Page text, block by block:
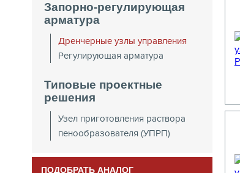
Запорно-регулирующая
арматура
Дренчерные узлы управления
Регулирующая арматура
Типовые проектные
решения
Узел приготовления раствора
пенообразователя (УПРП)
ПОДОБРАТЬ АНАЛОГ